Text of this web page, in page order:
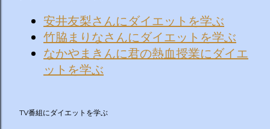
安井友梨さんにダイエットを学ぶ
竹脇まりなさんにダイエットを学ぶ
なかやまきんに君の熱血授業にダイエ
ットを学ぶ
TV番組にダイエットを学ぶ